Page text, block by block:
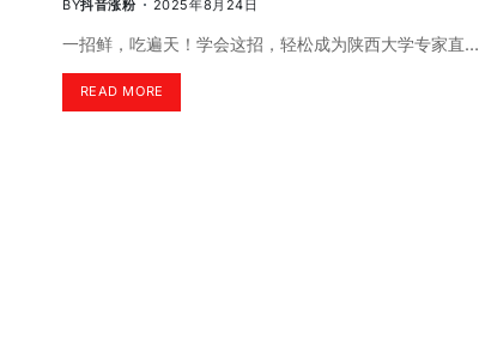
BY抖音涨粉 2025年8月24日
一招鲜，吃遍天！学会这招，轻松成为陕西大学专家直…
READ MORE